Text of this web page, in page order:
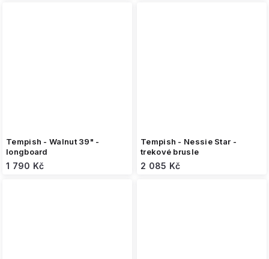
Tempish - Walnut 39" -
longboard
1 790 Kč
Tempish - Nessie Star -
trekové brusle
2 085 Kč